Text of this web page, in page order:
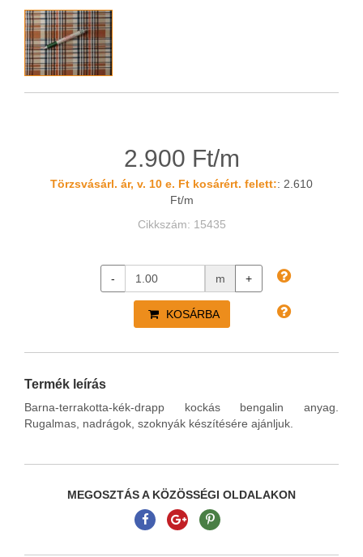
2.900 Ft/m
Törzsvásárl. ár, v. 10 e. Ft kosárért. felett:: 2.610
Ft/m
Cikkszám: 15435
- m +
KOSÁRBA
Termék leírás
Barna-terrakotta-kék-drapp kockás bengalin anyag.
Rugalmas, nadrágok, szoknyák készítésére ajánljuk.
MEGOSZTÁS A KÖZÖSSÉGI OLDALAKON